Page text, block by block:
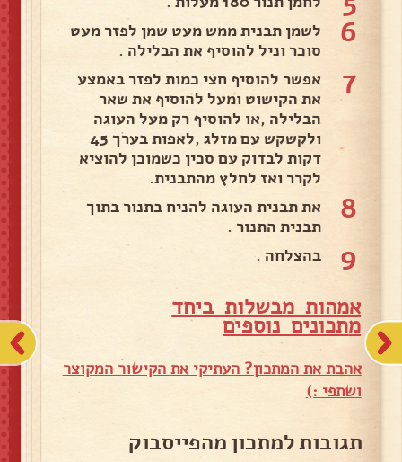
6
לשמן תבנית ממש מעט שמן לפזר מעט
סוכר וניל להוסיף את הבלילה .
7
אפשר להוסיף חצי כמות לפזר באמצע
את הקישוט ומעל להוסיף את שאר
הבלילה ,או להוסיף רק מעל העוגה
ולקשקש עם מזלג ,לאפות בערך 45
דקות לבדוק עם סכין כשמוכן להוציא
לקרר ואז לחלץ מהתבנית.
8
את תבנית העוגה להניח בתנור בתוך
תבנית התנור .
9 בהצלחה .
אמהות מבשלות ביחד
מתכונים נוספים
אהבת את המתכון? העתיקי את הקישור המקוצר
ושתפי :)
תגובות למתכון מהפייסבוק